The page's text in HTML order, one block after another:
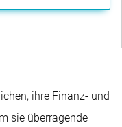
ihre Finanz- und
sie überragende